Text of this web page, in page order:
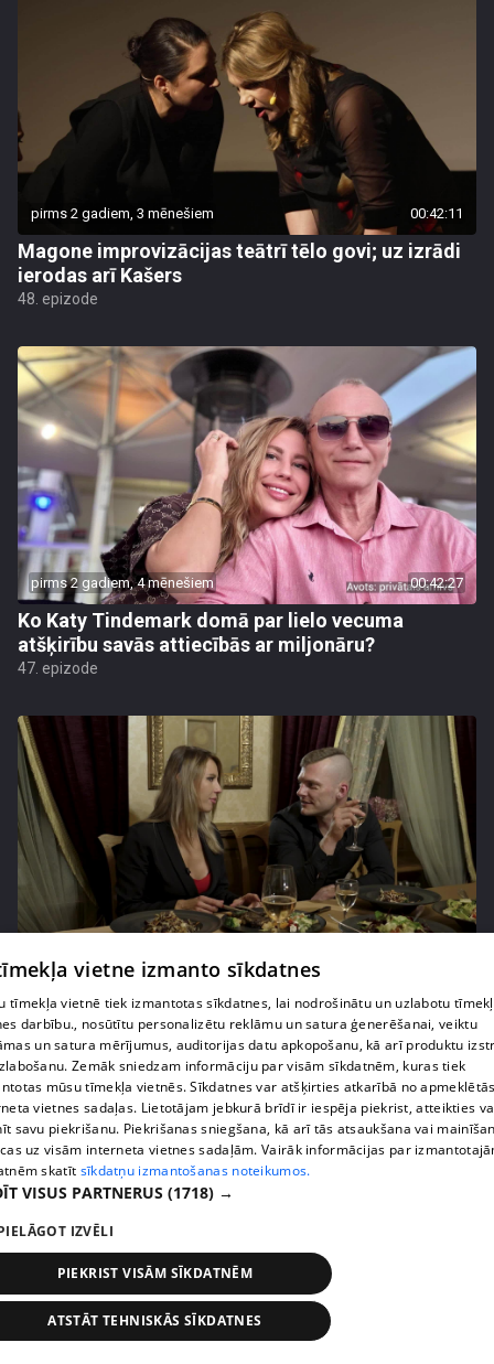
pirms 2 gadiem, 3 mēnešiem 00:42:11
Magone improvizācijas teātrī tēlo govi; uz izrādi
ierodas arī Kašers
48. epizode
pirms 2 gadiem, 4 mēnešiem 00:42:27
Ko Katy Tindemark domā par lielo vecuma
atšķirību savās attiecībās ar miljonāru?
47. epizode
Katy Tindemark nākas atteikt Dāvida
piedāvājumam miljonāra dēļ
pirms 2 gadiem
vietne izmanto sīkdatnes
tīmekļa vietnē tiek izmantotas sīkdatnes, lai nodrošinātu un uzlabotu
darbību., nosūtītu personalizētu reklāmu un satura ģenerēšanai, veiktu
un satura mērījumus, auditorijas datu apkopošanu, kā arī produktu
Zemāk sniedzam informāciju par visām sīkdatnēm, kuras tiek
mūsu tīmekļa vietnēs. Sīkdatnes var atšķirties atkarībā no
vietnes sadaļas. Lietotājam jebkurā brīdī ir iespēja piekrist, atteikties
savu piekrišanu. Piekrišanas sniegšana, kā arī tās atsaukšana vai
uz visām interneta vietnes sadaļām. Vairāk informācijas par
skatīt sīkdatņu izmantošanas noteikumos.
VISUS PARTNERUS (1718) →
IZVĒLI
PIEKRIST VISĀM SĪKDATNĒM
ATSTĀT TEHNISKĀS SĪKDATNES